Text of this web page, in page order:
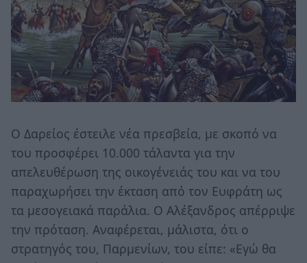
Ο Δαρείος έστειλε νέα πρεσβεία, με σκοπό να
του προσφέρει 10.000 τάλαντα για την
απελευθέρωση της οικογένειάς του και να του
παραχωρήσει την έκταση από τον Ευφράτη ως
τα μεσογειακά παράλια. Ο Αλέξανδρος απέρριψε
την πρόταση. Αναφέρεται, μάλιστα, ότι ο
στρατηγός του, Παρμενίων, του είπε: «Εγώ θα